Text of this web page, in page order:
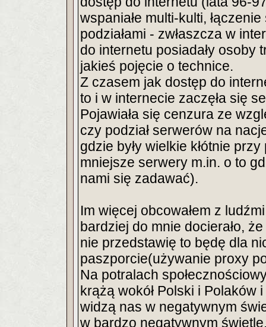
wspaniałe multi-kulti,
podziałami - zwłaszcza w
do internetu posiadały osoby
jakieś pojęcie o technice.
Z czasem jak dostęp do
to i w internecie zaczęła się
Pojawiała się cenzura ze
czy podział serwerów na
gdzie były wielkie kłótnie
mniejsze serwery m.in. o to
nami się zadawać).
Im więcej obcowałem z
bardziej do mnie docierało,
nie przedstawię to będę dla
paszporcie(używanie proxy
Na potralach
krążą wokół Polski i Polaków
widzą nas w negatywnym
w bardzo negatywnym